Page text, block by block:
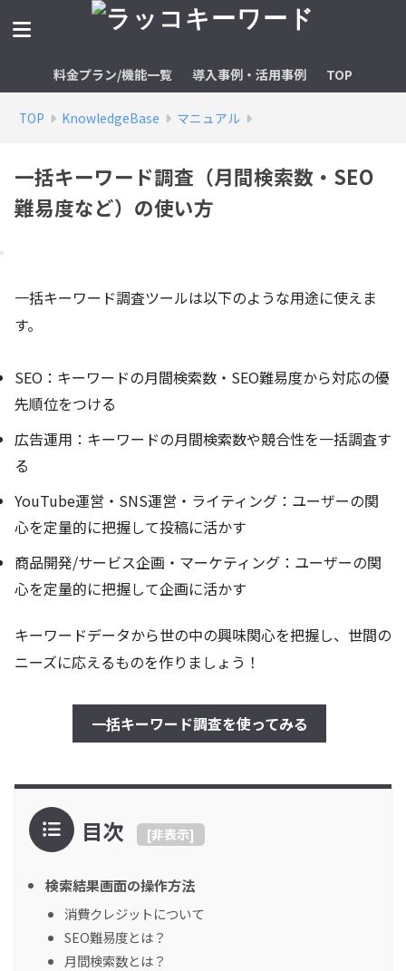
料金プラン/機能一覧 導入事例・活用事例 TOP
TOP KnowledgeBase マニュアル
一括キーワード調査（月間検索数・SEO
難易度など）の使い方
一括キーワード調査ツールは以下のような用途に使えま
す。
SEO：キーワードの月間検索数・SEO難易度から対応の優
先順位をつける
広告運用：キーワードの月間検索数や競合性を一括調査す
る
YouTube運営・SNS運営・ライティング：ユーザーの関
心を定量的に把握して投稿に活かす
商品開発/サービス企画・マーケティング：ユーザーの関
心を定量的に把握して企画に活かす
キーワードデータから世の中の興味関心を把握し、世間の
ニーズに応えるものを作りましょう！
一括キーワード調査を使ってみる
目次 [非表示]
検索結果画面の操作方法
消費クレジットについて
SEO難易度とは？
月間検索数とは？